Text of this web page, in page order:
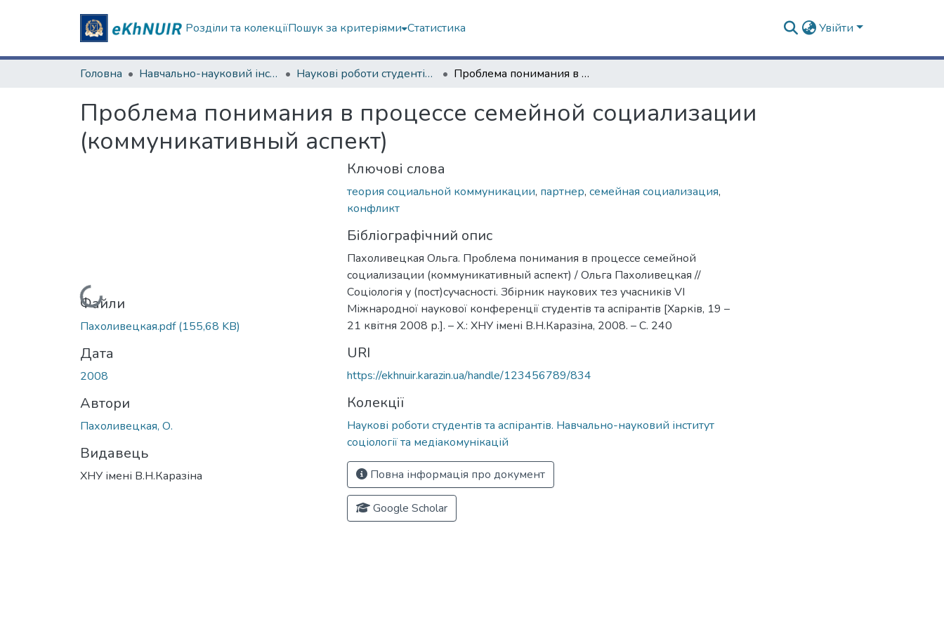
Розділи та колекціїПошук за критеріями Статистика Увійти
Головна Навчально-науковий інститут соціології та медіакомунікацій Наукові роботи студентів та аспірантів. Навчально-науковий інститут соціології та медіакомунікацій Проблема понимания в процессе семейной социализации (коммуникативный аспект)
Проблема понимания в процессе семейной социализации
(коммуникативный аспект)
Вантажиться...
Файли
Пахоливецкая.pdf(155,68 KB)
Дата
2008
Автори
Пахоливецкая, О.
Видавець
ХНУ імені В.Н.Каразіна
Ключові слова
теория социальной коммуникации, партнер, семейная социализация,
конфликт
Бібліографічний опис
Пахоливецкая Ольга. Проблема понимания в процессе семейной
социализации (коммуникативный аспект) / Ольга Пахоливецкая //
Соціологія у (пост)сучасності. Збірник наукових тез учасників VІ
Міжнародної наукової конференції студентів та аспірантів [Харків, 19 –
21 квітня 2008 р.]. – Х.: ХНУ імені В.Н.Каразіна, 2008. – С. 240
URI
https://ekhnuir.karazin.ua/handle/123456789/834
Колекції
Наукові роботи студентів та аспірантів. Навчально-науковий інститут
соціології та медіакомунікацій
Повна інформація про документ
Google Scholar